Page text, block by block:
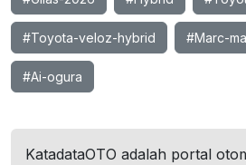
#Toyota-veloz-hybrid #Marc-
#Ai-ogura
KatadataOTO adalah portal